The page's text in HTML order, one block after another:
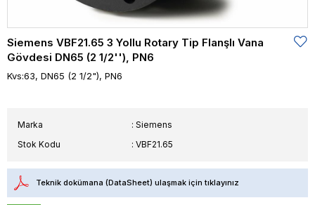
Siemens VBF21.65 3 Yollu Rotary Tip Flanşlı Vana
Gövdesi DN65 (2 1/2''), PN6
Kvs:63, DN65 (2 1/2"), PN6
Marka : Siemens
Stok Kodu
VBF21.65
Teknik dokümana (DataSheet) ulaşmak için tıklayınız